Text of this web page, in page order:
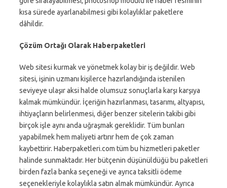
kısa sürede ayarlanabilmesi gibi kolaylıklar paketlere
dâhildir.
Çözüm Ortağı Olarak Haberpaketleri
Web sitesi kurmak ve yönetmek kolay bir iş değildir. Web
sitesi, işinin uzmanı kişilerce hazırlandığında istenilen
seviyeye ulaşır aksi halde olumsuz sonuçlarla karşı karşıya
kalmak mümkündür. İçeriğin hazırlanması, tasarımı, altyapısı,
ihtiyaçların belirlenmesi, diğer benzer sitelerin takibi gibi
birçok işle aynı anda uğraşmak gereklidir. Tüm bunları
yapabilmek hem maliyeti artırır hem de çok zaman
kaybettirir. Haberpaketleri.com tüm bu hizmetleri paketler
halinde sunmaktadır. Her bütçenin düşünüldüğü bu paketleri
birden fazla banka seçeneği ve ayrıca taksitli ödeme
seçenekleriyle kolaylıkla satın almak mümkündür. Ayrıca